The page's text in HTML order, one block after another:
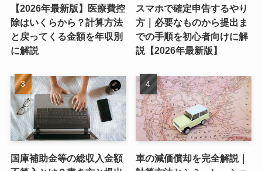
【2026年最新版】医療費控
除はいくらから？計算方法
と戻ってくる金額を年収別
に解説
スマホで確定申告するやり
方｜必要なものから提出ま
での手順を初心者向けに解
説【2026年最新版】
国庫補助金等の総収入金額
車の減価償却を完全解説｜